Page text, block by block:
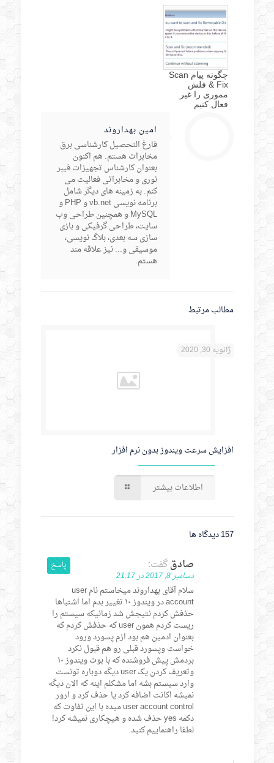
چگونه پیام Scan
& Fix فلش
مموری را غیر
فعال کنیم
امین بهداروند
فارغ التحصیل کارشناسی برق
مخابرات هستم. هم اکنون
بعنوان کارشناس تجهیزات فیبر
نوری و مخابراتی فعالیت می
کنم. به زمینه های دیگر شامل
برنامه نویسی vb.net و PHP و
MySQL و همچنین طراحی وب
سایت، طراحی گرفیکی و بازی
سازی سه بعدی، بلاگ نویسی،
موسیقی و... نیز علاقه مند
هستم.
مطالب مرتبط
ژانویه 30, 2020
افزایش سرعت ویندوز بدون نرم افزار
اطلاعات بیشتر
157 دیدگاه ها
صادقگفت:
دسامبر 8, 2017 در 21:17
سلام آقای بهداروند میخاستم نام user
account در ویندوز ۱۰ تغییر بدم اما اشتباها
حذفش کردم نتیجش شد زمانیکه سیستم را
ریست کردم همون user که حذفش کردم که
بعنوان ادمین هم بود ازم پسورد ورود
خواست وپسورد قبلی رو هم قبول نکرد
بردمش پیش فروشنده که با بوت ویندوز ۱۰
وتعریف کردن یک user دیگه دوباره تونست
وارد سیستم بشه اما مشکلم اینه که الان دیگه
نمیشه اکانت اضافه کرد یا حذف کرد و ارور
user account control میده با این تفاوت که
دکمه yes حذف شده و هیچکاری نمیشه کرد!
لطفا راهنماییم کنید.
پاسخ